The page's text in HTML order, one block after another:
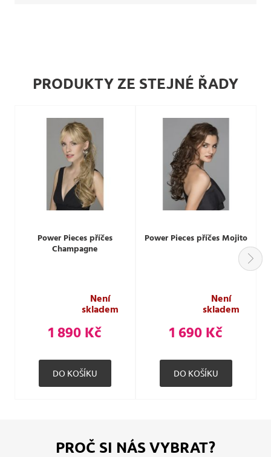
PRODUKTY ZE STEJNÉ ŘADY
Power Pieces příčes
Champagne
Není
skladem
1 890 Kč
Power Pieces příčes Mojito
Není
skladem
1 690 Kč
PROČ SI NÁS VYBRAT?